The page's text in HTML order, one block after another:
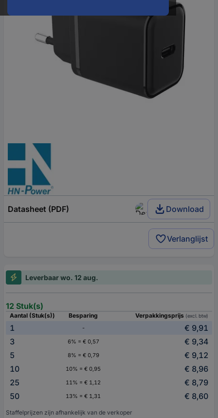
Datasheet (PDF) Download
Verlanglijst
Leverbaar wo. 12 aug.
12 Stuk(s)
Aantal (Stuk(s)) Besparing Verpakkingsprijs (excl. btw)
1 -
€ 9,91
3
6% = € 0,57
€ 9,34
5
8% = € 0,79
€ 9,12
10
10% = € 0,95
€ 8,96
25
11% = € 1,12
€ 8,79
50
13% = € 1,31 € 8,60
Staffelprijzen zijn afhankelijk van de verkoper